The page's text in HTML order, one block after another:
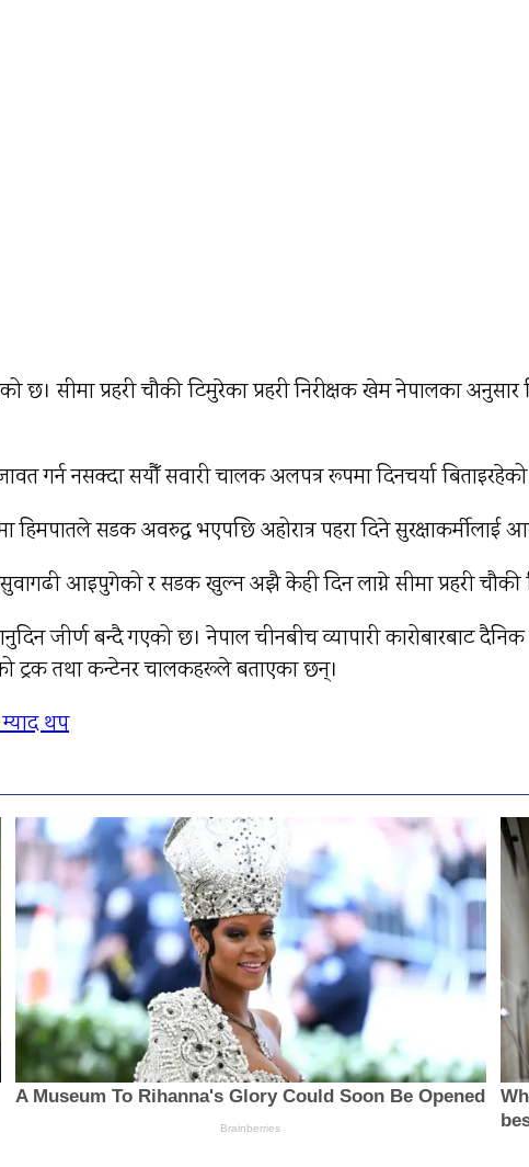
सीमा प्रहरी चौकी टिमुरेका प्रहरी निरीक्षक खेम नेपालका
गर्न नसक्दा सयौँ सवारी चालक अलपत्र रूपमा दिनचर्या
हिमपातले सडक अवरुद्व भएपछि अहोरात्र पहरा दिने सुरक्षाकर्मीलाई
आइपुगेको र सडक खुल्न अझै केही दिन लाग्ने सीमा प्रहरी
जीर्ण बन्दै गएको छ। नेपाल चीनबीच व्यापारी कारोबारबाट
ट्रक तथा कन्टेनर चालकहरूले बताएका छन्।
थप